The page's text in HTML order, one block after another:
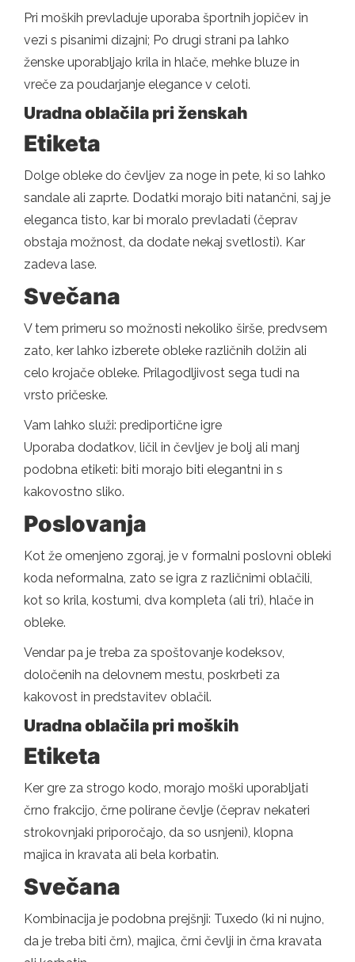
Pri moških prevladuje uporaba športnih jopičev in
vezi s pisanimi dizajni; Po drugi strani pa lahko
ženske uporabljajo krila in hlače, mehke bluze in
vreče za poudarjanje elegance v celoti.
Uradna oblačila pri ženskah
Etiketa
Dolge obleke do čevljev za noge in pete, ki so lahko
sandale ali zaprte. Dodatki morajo biti natančni, saj je
eleganca tisto, kar bi moralo prevladati (čeprav
obstaja možnost, da dodate nekaj svetlosti). Kar
zadeva lase.
Svečana
V tem primeru so možnosti nekoliko širše, predvsem
zato, ker lahko izberete obleke različnih dolžin ali
celo krojače obleke. Prilagodljivost sega tudi na
vrsto pričeske.
Vam lahko služi: prediportične igre
Uporaba dodatkov, ličil in čevljev je bolj ali manj
podobna etiketi: biti morajo biti elegantni in s
kakovostno sliko.
Poslovanja
Kot že omenjeno zgoraj, je v formalni poslovni obleki
koda neformalna, zato se igra z različnimi oblačili,
kot so krila, kostumi, dva kompleta (ali tri), hlače in
obleke.
Vendar pa je treba za spoštovanje kodeksov,
določenih na delovnem mestu, poskrbeti za
kakovost in predstavitev oblačil.
Uradna oblačila pri moških
Etiketa
Ker gre za strogo kodo, morajo moški uporabljati
črno frakcijo, črne polirane čevlje (čeprav nekateri
strokovnjaki priporočajo, da so usnjeni), klopna
majica in kravata ali bela korbatin.
Svečana
Kombinacija je podobna prejšnji: Tuxedo (ki ni nujno,
da je treba biti črn), majica, črni čevlji in črna kravata